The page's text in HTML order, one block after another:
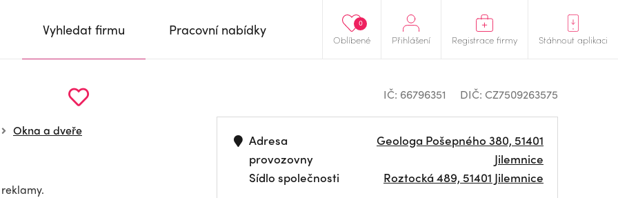
Oblíbené
0
Přihlášení Registrace firmy Stáhnout aplikaci
Vyhledat firmu Pracovní nabídky
Okna a dveře
IČ: 66796351 DIČ: CZ7509263575
Adresa
provozovny
Sídlo společnosti
Geologa Pošepného 380, 51401
Jilemnice
Roztocká 489, 51401 Jilemnice